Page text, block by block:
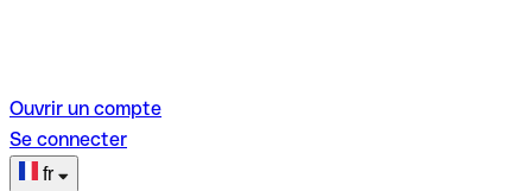
Ouvrir un compte
Se connecter
fr